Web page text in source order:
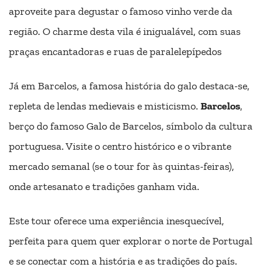
aproveite para degustar o famoso vinho verde da
região. O charme desta vila é inigualável, com suas
praças encantadoras e ruas de paralelepípedos
Já em Barcelos, a famosa história do galo destaca-se,
repleta de lendas medievais e misticismo. Barcelos,
berço do famoso Galo de Barcelos, símbolo da cultura
portuguesa. Visite o centro histórico e o vibrante
mercado semanal (se o tour for às quintas-feiras),
onde artesanato e tradições ganham vida.
Este tour oferece uma experiência inesquecível,
perfeita para quem quer explorar o norte de Portugal
e se conectar com a história e as tradições do país.